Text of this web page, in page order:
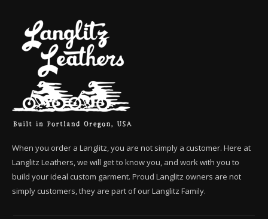
When you order a Langlitz, you are not simply a customer. Here at
Langlitz Leathers, we will get to know you, and work with you to
build your ideal custom garment. Proud Langlitz owners are not
simply customers, they are part of our Langlitz Family.